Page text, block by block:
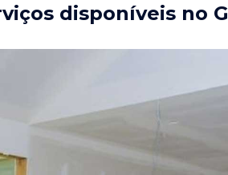
disponíveis no